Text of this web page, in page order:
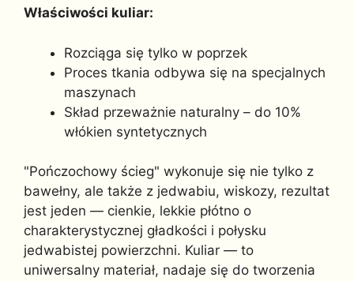
Właściwości kuliar:
Rozciąga się tylko w poprzek
Proces tkania odbywa się na specjalnych
maszynach
Skład przeważnie naturalny – do 10%
włókien syntetycznych
"Pończochowy ścieg" wykonuje się nie tylko z
bawełny, ale także z jedwabiu, wiskozy, rezultat
jest jeden — cienkie, lekkie płótno o
charakterystycznej gładkości i połysku
jedwabistej powierzchni. Kuliar — to
uniwersalny materiał, nadaje się do tworzenia